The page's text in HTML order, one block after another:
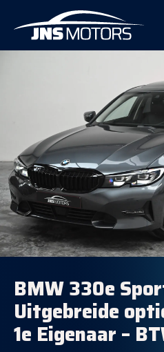
BMW 330e
Uitgebreide
1e Eigenaar –